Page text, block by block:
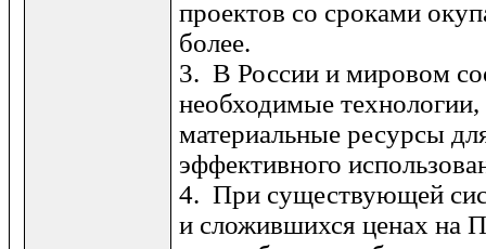
проектов со сроками
более.
3. В России и мировом
необхо­димые технологии,
материальные ресурсы
эффективного
4. При существующей
и сложившихся ценах на